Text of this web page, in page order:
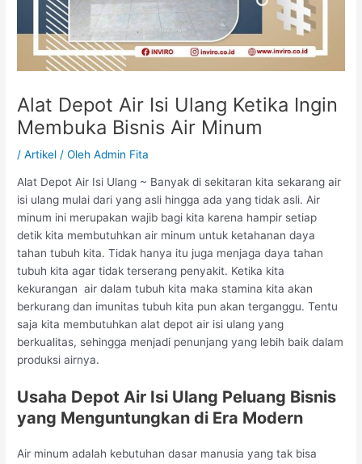
Alat Depot Air Isi Ulang Ketika Ingin
Membuka Bisnis Air Minum
/Artikel / OlehAdmin Fita
Alat Depot Air Isi Ulang ~ Banyak di sekitaran kita sekarang air
isi ulang mulai dari yang asli hingga ada yang tidak asli. Air
minum ini merupakan wajib bagi kita karena hampir setiap
detik kita membutuhkan air minum untuk ketahanan daya
tahan tubuh kita. Tidak hanya itu juga menjaga daya tahan
tubuh kita agar tidak terserang penyakit. Ketika kita
kekurangan air dalam tubuh kita maka stamina kita akan
berkurang dan imunitas tubuh kita pun akan terganggu. Tentu
saja kita membutuhkan alat depot air isi ulang yang
berkualitas, sehingga menjadi penunjang yang lebih baik dalam
produksi airnya.
Usaha Depot Air Isi Ulang Peluang Bisnis
yang Menguntungkan di Era Modern
Air minum adalah kebutuhan dasar manusia yang tak bisa